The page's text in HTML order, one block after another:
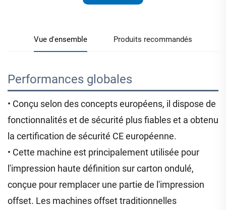
Vue d'ensemble Produits recommandés
Performances globales
• Conçu selon des concepts européens, il dispose de
fonctionnalités et de sécurité plus fiables et a obtenu
la certification de sécurité CE européenne.
• Cette machine est principalement utilisée pour
l'impression haute définition sur carton ondulé,
conçue pour remplacer une partie de l'impression
offset. Les machines offset traditionnelles